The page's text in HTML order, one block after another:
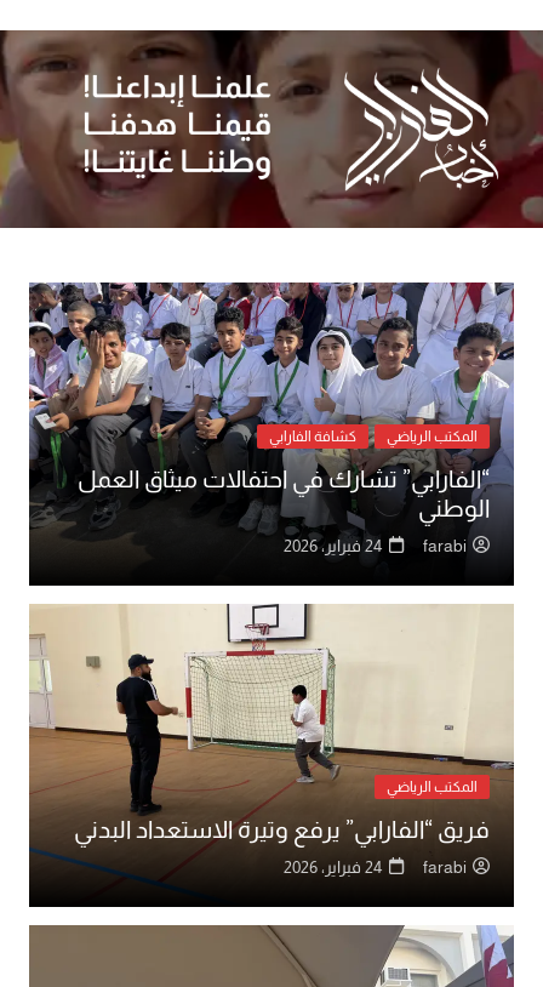
إلى
المحتوى
المكتب الرياضي كشافة الفارابي
“الفارابي” تشارك في احتفالات ميثاق العمل
الوطني
farabi 24 فبراير، 2026
المكتب الرياضي
فريق “الفارابي” يرفع وتيرة الاستعداد البدني
farabi 24 فبراير، 2026